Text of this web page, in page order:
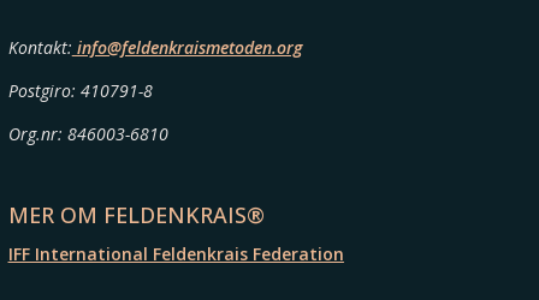
Kontakt: info@feldenkraismetoden.org
Postgiro: 410791-8
Org.nr: 846003-6810
MER OM FELDENKRAIS®
IFF International Feldenkrais Federation